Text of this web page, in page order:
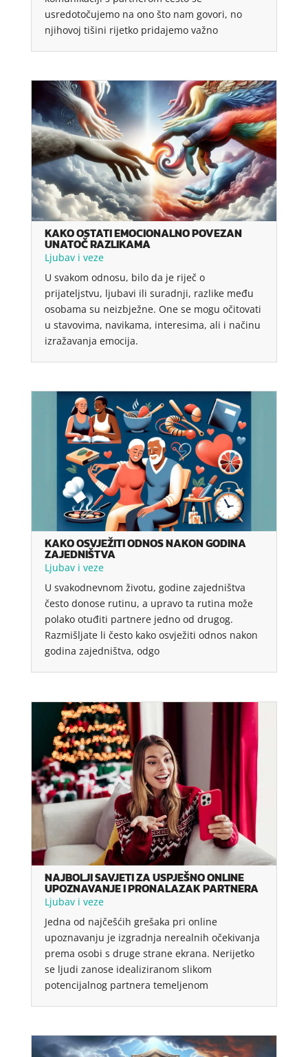
usredotočujemo na ono što nam govori, no
njihovoj tišini rijetko pridajemo važno
KAKO OSTATI EMOCIONALNO POVEZAN
UNATOČ RAZLIKAMA
Ljubav i veze
U svakom odnosu, bilo da je riječ o
prijateljstvu, ljubavi ili suradnji, razlike među
osobama su neizbježne. One se mogu očitovati
u stavovima, navikama, interesima, ali i načinu
izražavanja emocija.
KAKO OSVJEŽITI ODNOS NAKON GODINA
ZAJEDNIŠTVA
Ljubav i veze
U svakodnevnom životu, godine zajedništva
često donose rutinu, a upravo ta rutina može
polako otuđiti partnere jedno od drugog.
Razmišljate li često kako osvježiti odnos nakon
godina zajedništva, odgo
NAJBOLJI SAVJETI ZA USPJEŠNO ONLINE
UPOZNAVANJE I PRONALAZAK PARTNERA
Ljubav i veze
Jedna od najčešćih grešaka pri online
upoznavanju je izgradnja nerealnih očekivanja
prema osobi s druge strane ekrana. Nerijetko
se ljudi zanose idealiziranom slikom
potencijalnog partnera temeljenom